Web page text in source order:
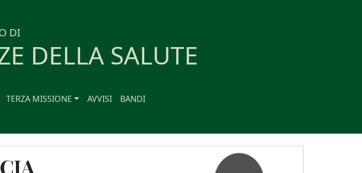
DI
DELLA SALUTE
TERZA MISSIONE AVVISI
BANDI